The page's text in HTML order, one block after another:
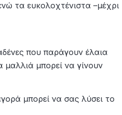
τα ευκολοχτένιστα –μέχρι
που παράγουν έλαια
μαλλιά μπορεί να γίνουν
μπορεί να σας λύσει το